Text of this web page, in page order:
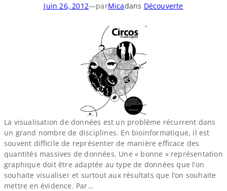
Juin 26, 2012—parMicadans Découverte
La visualisation de données est un problème récurrent dans
un grand nombre de disciplines. En bioinformatique, il est
souvent difficile de représenter de manière efficace des
quantités massives de données. Une « bonne » représentation
graphique doit être adaptée au type de données que l’on
souhaite visualiser et surtout aux résultats que l’on souhaite
mettre en évidence. Par…